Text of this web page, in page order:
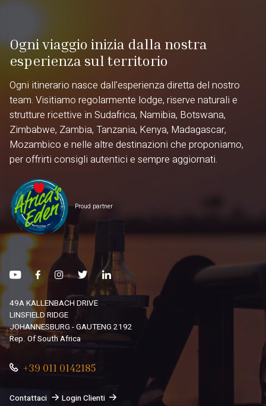
Ogni viaggio inizia dalla nostra
esperienza sul territorio
Ogni itinerario nasce dall'esperienza diretta del nostro
team. Visitiamo regolarmente lodge, riserve naturali e
strutture ricettive in Sudafrica, Namibia, Botswana,
Zimbabwe, Zambia, Tanzania, Kenya, Madagascar,
Mozambico e nelle altre destinazioni che proponiamo,
per offrirti consigli autentici e sempre aggiornati.
Proud partner
49A KALLENBACH DRIVE
LINSFIELD RIDGE
JOHANNESBURG - GAUTENG 2192
Rep. Of South Africa
+39 011 0142185
Contattaci Login Clienti